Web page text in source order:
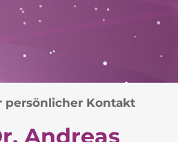
persönlicher Kontakt
Andreas